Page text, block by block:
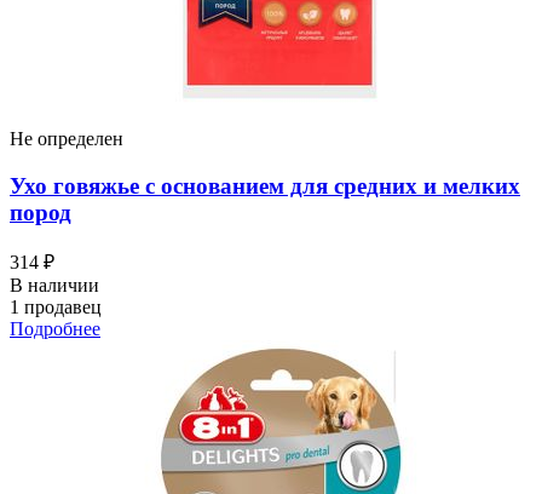
Не определен
Ухо говяжье с основанием для средних и мелких
пород
314 ₽
В наличии
1 продавец
Подробнее